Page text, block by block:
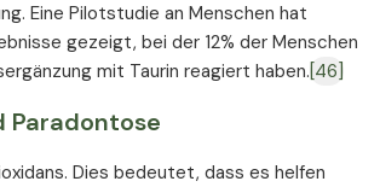
Eine Pilotstudie an Menschen hat
gezeigt, bei der 12% der Menschen
mit Taurin reagiert haben. [46]
Paradontose
Dies bedeutet, dass es helfen